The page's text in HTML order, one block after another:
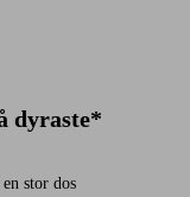
dyraste*
stor dos